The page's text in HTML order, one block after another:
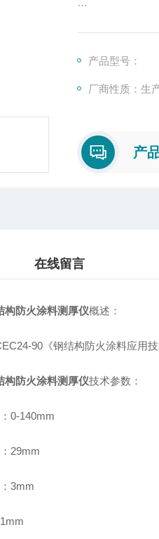
产品型号：
厂商性质：生
产
在线留言
构防火涂料测厚仪概述：
90《钢结构防火涂料应用
构防火涂料测厚仪技术参数：
0-140mm
29mm
3mm